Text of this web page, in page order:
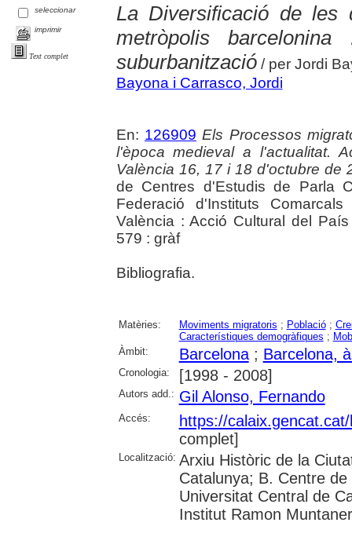
seleccionar
imprimir
Text complet
La Diversificació de les
metròpolis
suburbanització/ per Jordi
Bayona i Carrasco, Jordi
En: 126909 Els Processos
l'època medieval a l'actualitat.
València 16, 17 i 18 d'octubre de
de Centres d'Estudis de Parla
Federació d'Instituts
València : Acció Cultural del
579 : gràf
Bibliografia.
Matèries: Moviments migratoris ; Població;
Característiques demogràfiques ;
Àmbit:
Barcelona; Barcelona,
Cronologia: [1998 - 2008]
Autors add.: Gil Alonso, Fernando
Accés:
https://
complet]
Localització: Arxiu Històric de la
Catalunya; B. Centre
Universitat Central de
Institut Ramon Muntaner